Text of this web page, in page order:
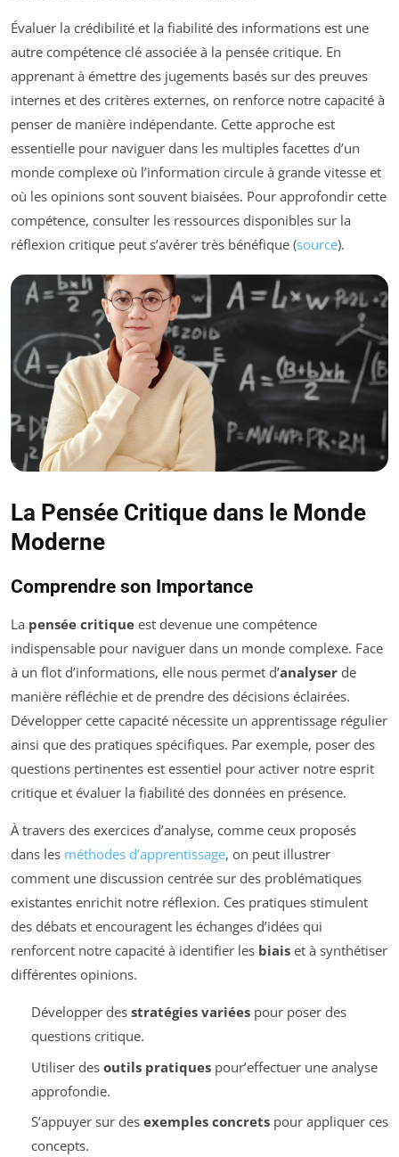
Évaluer la crédibilité et la fiabilité des informations est une
autre compétence clé associée à la pensée critique. En
apprenant à émettre des jugements basés sur des preuves
internes et des critères externes, on renforce notre capacité à
penser de manière indépendante. Cette approche est
essentielle pour naviguer dans les multiples facettes d’un
monde complexe où l’information circule à grande vitesse et
où les opinions sont souvent biaisées. Pour approfondir cette
compétence, consulter les ressources disponibles sur la
réflexion critique peut s’avérer très bénéfique (source).
La Pensée Critique dans le Monde
Moderne
Comprendre son Importance
La pensée critique est devenue une compétence
indispensable pour naviguer dans un monde complexe. Face
à un flot d’informations, elle nous permet d’analyser de
manière réfléchie et de prendre des décisions éclairées.
Développer cette capacité nécessite un apprentissage régulier
ainsi que des pratiques spécifiques. Par exemple, poser des
questions pertinentes est essentiel pour activer notre esprit
critique et évaluer la fiabilité des données en présence.
À travers des exercices d’analyse, comme ceux proposés
dans les méthodes d’apprentissage, on peut illustrer
comment une discussion centrée sur des problématiques
existantes enrichit notre réflexion. Ces pratiques stimulent
des débats et encouragent les échanges d’idées qui
renforcent notre capacité à identifier les biais et à synthétiser
différentes opinions.
Développer des stratégies variéespour poser des
questions critique.
Utiliser des outils pratiquespour’effectuer une analyse
approfondie.
S’appuyer sur des exemples concretspour appliquer ces
concepts.